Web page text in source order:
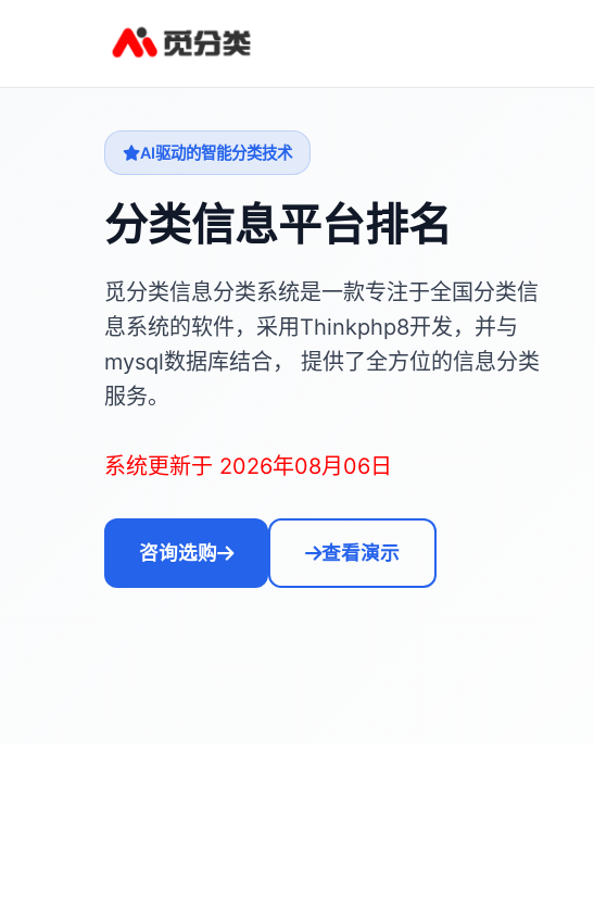
AI驱动的智能分类技术
分类信息平台排名
觅分类信息分类系统是一款专注于全国分类信
息系统的软件，采用Thinkphp8开发，并与
mysql数据库结合， 提供了全方位的信息分类
服务。
系统更新于 2026年08月06日
咨询选购 查看演示